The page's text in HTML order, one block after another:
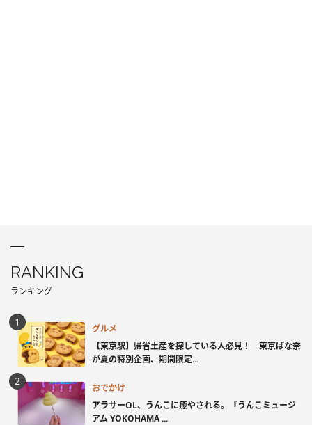
RANKING
ランキング
グルメ
【東京駅】帰省土産を探している人必見！ 東京ばな奈
が夏の特別企画、期間限定...
おでかけ
アラサーOL、うんこに癒やされる。『うんこミュージ
アム YOKOHAMA ...